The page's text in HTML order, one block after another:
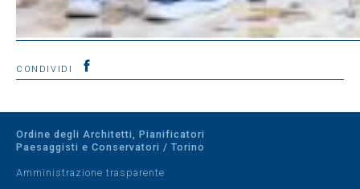
CONDIVIDI
Ordine degli Architetti, Pianificatori
Paesaggisti e Conservatori / Torino
Amministrazione trasparente